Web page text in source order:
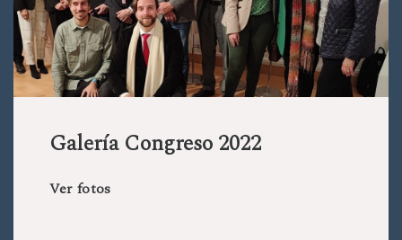
Galería Congreso 2022
Ver fotos